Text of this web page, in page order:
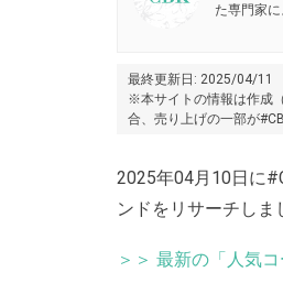
た専門家
最終更新日: 2025/04/11
※本サイトの情報は作成
合、売り上げの一部が
2025年04月10日に
ンドをリサーチしま
＞＞ 最新の「人気